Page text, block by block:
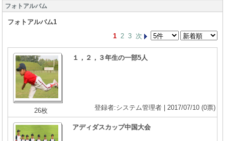
フォトアルバム
フォトアルバム1
1 2 3 次
26枚
１，２，３年生の一部5人
登録者:システム管理者 | 2017/07/10 (0票)
アディダスカップ中国大会